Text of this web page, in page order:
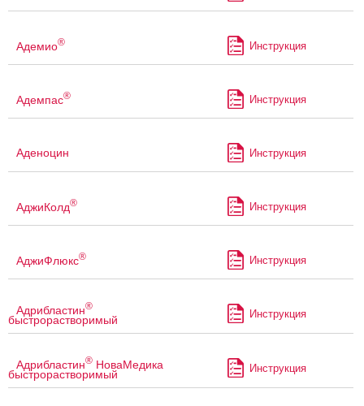
Адемио® Инструкция
Адемпас® Инструкция
Аденоцин Инструкция
АджиКолд® Инструкция
АджиФлюкс® Инструкция
Адрибластин®
быстрорастворимый Инструкция
Адрибластин® НоваМедика
быстрорастворимый Инструкция